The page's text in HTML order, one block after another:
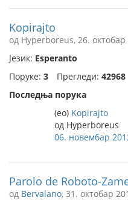
Kopirajto
од Hyperboreus, 26. октобар
Језик: Esperanto
Поруке: 3 Прегледи: 42968
Последња порука
(eo) Kopirajto
од Hyperboreus
06. новембар
Parolo de Roboto-
од Bervalano, 31. октобар